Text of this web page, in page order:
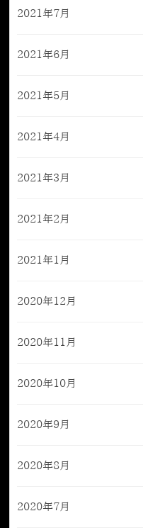
2021年7月
2021年6月
2021年5月
2021年4月
2021年3月
2021年2月
2021年1月
2020年12月
2020年11月
2020年10月
2020年9月
2020年8月
2020年7月